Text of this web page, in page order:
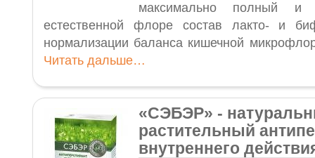
максимально полный и
естественной флоре состав лакто- и
нормализации баланса кишечной
Читать дальше…
«СЭБЭР» -
растительный
внутреннего